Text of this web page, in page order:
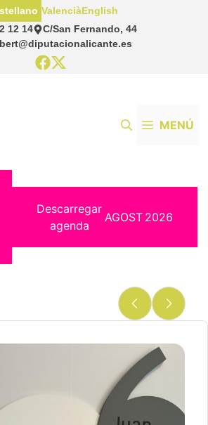
12 14
C/San Fernando, 44
ValenciàEnglish
MENÚ
Descarregar
agenda
AGOST 2026